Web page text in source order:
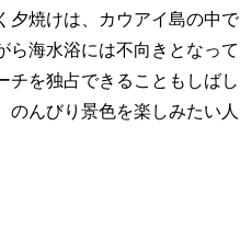
夕焼けは、カウアイ島の中で
ら海水浴には不向きとなって
チを独占できることもしばし
のんびり景色を楽しみたい人